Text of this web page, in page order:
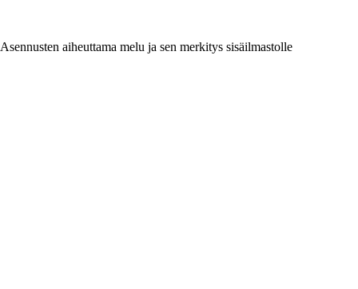
Asennusten aiheuttama melu ja sen merkitys sisäilmastolle